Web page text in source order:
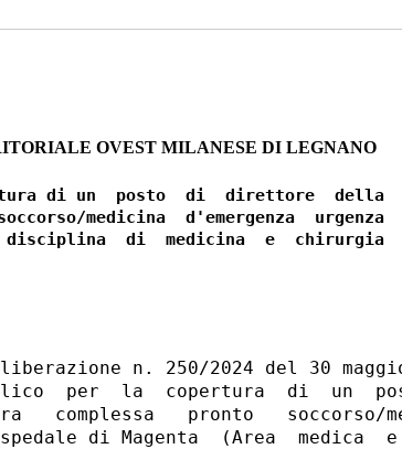
OVEST MILANESE DI LEGNANO
di un  posto  di  direttore  della
medicina  d'emergenza  urgenza
di  medicina  e  chirurgia
n. 250/2024 del 30
per  la  copertura  di  un
complessa   pronto   soccorso/
di Magenta  (Area  medica